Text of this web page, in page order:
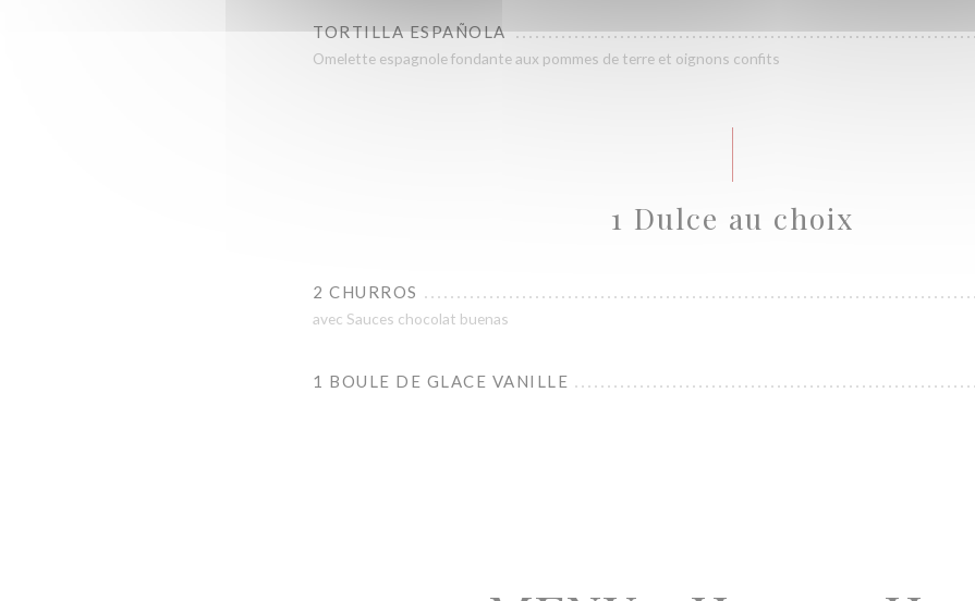
TORTILLA ESPAÑOLA
Omelette espagnole fondante aux pommes de terre et oignons confits
1 Dulce au choix
2 CHURROS
avec Sauces chocolat buenas
1 BOULE DE GLACE VANILLE